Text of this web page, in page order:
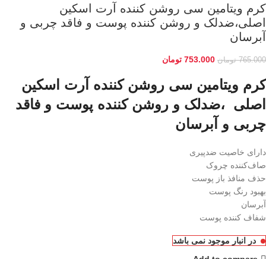
کرم ویتامین سی روشن کننده آرت اسکین
اصلی،ضدلک و روشن کننده پوست و فاقد چربی و
آبرسان
765.000 تومان 753.000 تومان
کرم ویتامین سی روشن کننده آرت اسکین
اصلی ،ضدلک و روشن کننده پوست و فاقد
چربی و آبرسان
دارای خاصیت ضدپیری
صاف‌کننده چروک
حذف منافذ باز پوست
بهبود رنگ پوست
آبرسان
شفاف کننده پوست
در انبار موجود نمی باشد